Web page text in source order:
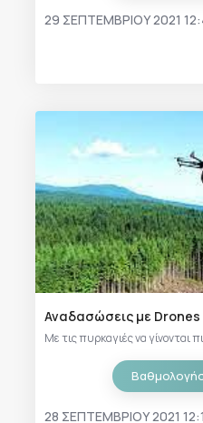
29 ΣΕΠΤΕΜΒΡΊΟΥ 2021
Αναδασώσεις με Drones
Με τις πυρκαγιές να γίνονται
28 ΣΕΠΤΕΜΒΡΊΟΥ 2021